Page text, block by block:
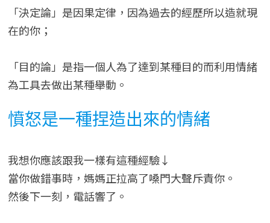
「決定論」是因果定律，因為過去的經歷所以造就現
在的你；
「目的論」是指一個人為了達到某種目的而利用情緒
為工具去做出某種舉動。
憤怒是一種捏造出來的情緒
我想你應該跟我一樣有這種經驗↓
當你做錯事時，媽媽正拉高了嗓門大聲斥責你。
然後下一刻，電話響了。